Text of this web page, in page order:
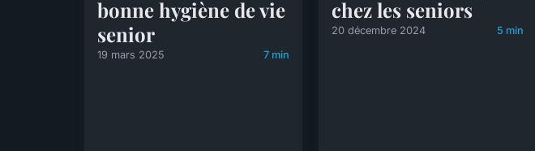
bonne hygiène de vie
senior
19 mars 2025 7 min
chez les seniors
20 décembre 2024 5 min